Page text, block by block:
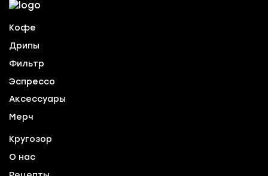
Кофе
Дрипы
Фильтр
Эспрессо
Аксессуары
Мерч
Кругозор
О нас